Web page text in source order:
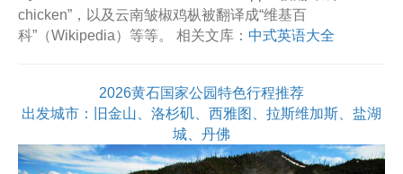
chicken”，以及云南皱椒鸡枞被翻译成“维基百
科”（Wikipedia）等等。 相关文库： 中式英语大全
2026黄石国家公园特色行程推荐
出发城市：旧金山、洛杉矶、西雅图、拉斯维加斯、盐湖
城、丹佛